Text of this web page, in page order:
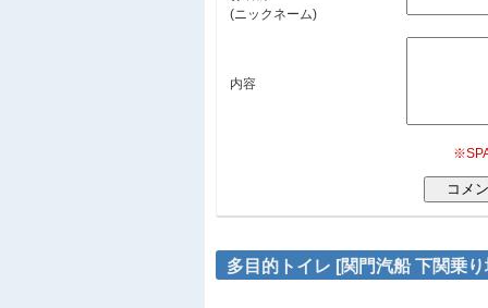
(ニックネーム)
内容
多目的トイレ [関門汽船 下関乗